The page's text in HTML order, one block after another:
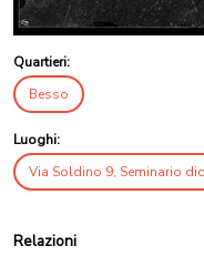
Quartieri:
Besso
Luoghi:
Via Soldino 9, Seminario
Relazioni